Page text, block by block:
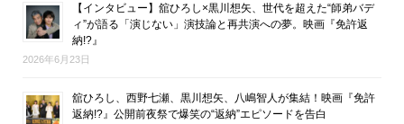
【インタビュー】舘ひろし×黒川想矢、世代を超えた“師弟バデ
ィ”が語る「演じない」演技論と再共演への夢。映画『免許返
納!?』
2026年6月23日
舘ひろし、西野七瀬、黒川想矢、八嶋智人が集結！映画『免許
返納!?』公開前夜祭で爆笑の“返納”エピソードを告白